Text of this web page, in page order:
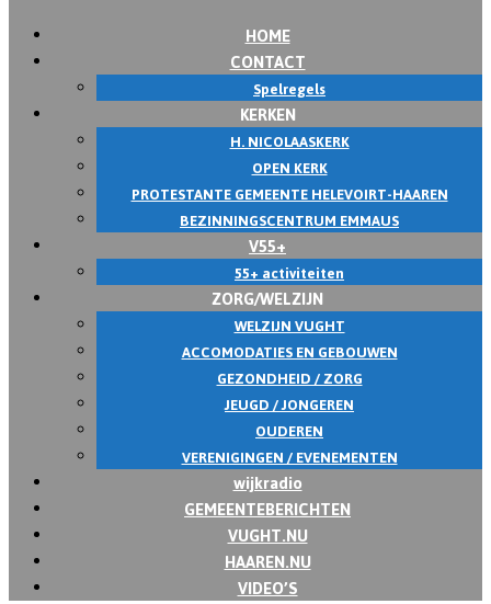
HOME
CONTACT
Spelregels
KERKEN
H. NICOLAASKERK
OPEN KERK
PROTESTANTE GEMEENTE HELEVOIRT-HAAREN
BEZINNINGSCENTRUM EMMAUS
V55+
55+ activiteiten
ZORG/WELZIJN
WELZIJN VUGHT
ACCOMODATIES EN GEBOUWEN
GEZONDHEID / ZORG
JEUGD / JONGEREN
OUDEREN
VERENIGINGEN / EVENEMENTEN
wijkradio
GEMEENTEBERICHTEN
VUGHT.NU
HAAREN.NU
VIDEO’S